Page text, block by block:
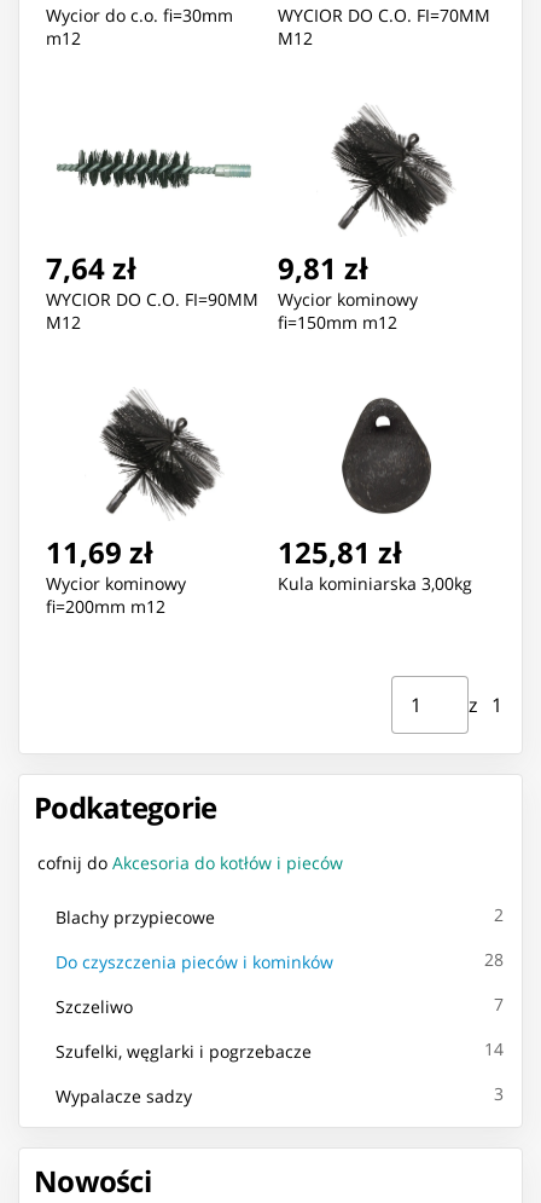
Podkategorie
cofnij do Akcesoria do kotłów i pieców
Blachy przypiecowe 2
Do czyszczenia pieców i kominków 28
Szczeliwo 7
Szufelki, węglarki i pogrzebacze 14
Wypalacze sadzy 3
Nowości
Wycior do c.o. fi=30mm
m12
WYCIOR DO C.O. FI=70MM
M12
7,64 zł
WYCIOR DO C.O. FI=90MM
M12
9,81 zł
Wycior kominowy
fi=150mm m12
11,69 zł
Wycior kominowy
fi=200mm m12
125,81 zł
Kula kominiarska 3,00kg
Strona ⁨1⁩ z ⁨1⁩
z ⁨1⁩
Przejdź do strony